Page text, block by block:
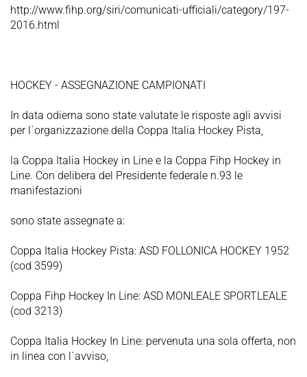
http://www.fihp.org/siri/comunicati-ufficiali/category/197-
2016.html
HOCKEY - ASSEGNAZIONE CAMPIONATI
In data odierna sono state valutate le risposte agli avvisi
per l´organizzazione della Coppa Italia Hockey Pista,
la Coppa Italia Hockey in Line e la Coppa Fihp Hockey in
Line. Con delibera del Presidente federale n.93 le
manifestazioni
sono state assegnate a:
Coppa Italia Hockey Pista: ASD FOLLONICA HOCKEY 1952
(cod 3599)
Coppa Fihp Hockey In Line: ASD MONLEALE SPORTLEALE
(cod 3213)
Coppa Italia Hockey In Line: pervenuta una sola offerta, non
in linea con l´avviso,